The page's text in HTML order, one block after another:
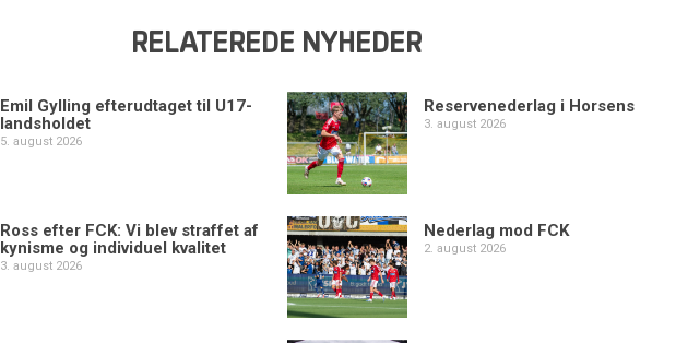
RELATEREDE NYHEDER
Emil Gylling efterudtaget til U17-
landsholdet
5. august 2026
Reservenederlag i Horsens
3. august 2026
Ross efter FCK: Vi blev straffet af
kynisme og individuel kvalitet
3. august 2026
Nederlag mod FCK
2. august 2026